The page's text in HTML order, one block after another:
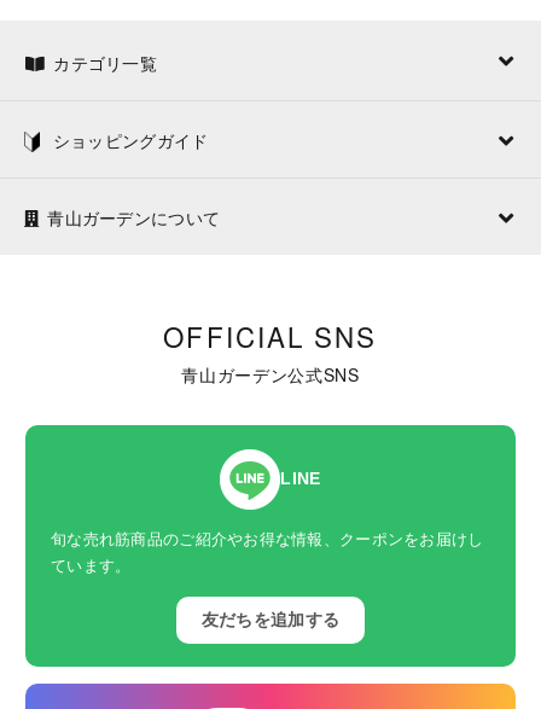
カテゴリ一覧
ショッピングガイド
青山ガーデンについて
OFFICIAL SNS
青山ガーデン公式SNS
LINE
旬な売れ筋商品のご紹介やお得な情報、クーポンをお届けし
ています。
友だちを追加する